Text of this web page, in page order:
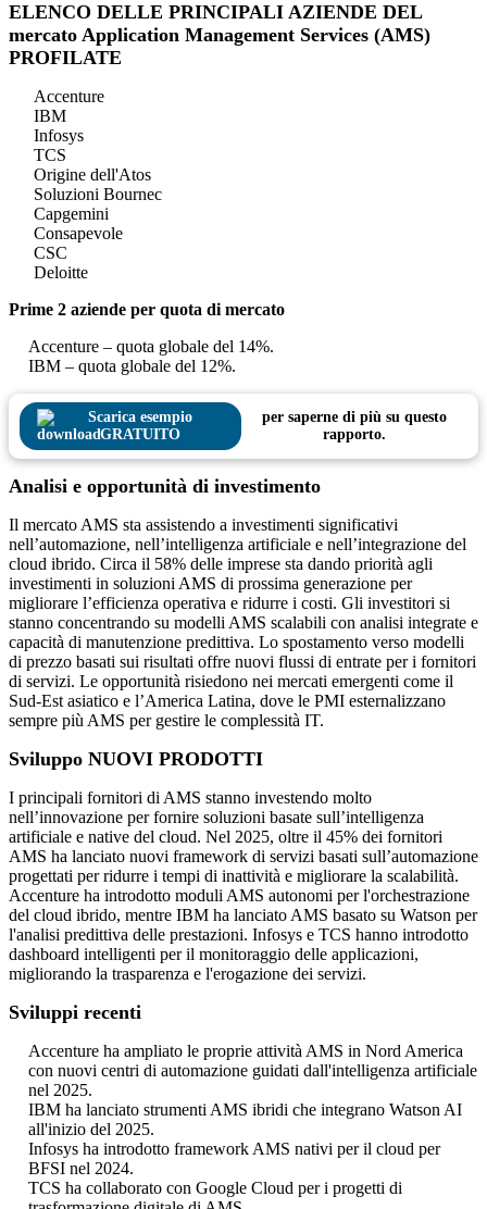
ELENCO DELLE PRINCIPALI AZIENDE DEL
mercato Application Management Services (AMS)
PROFILATE
Accenture
IBM
Infosys
TCS
Origine dell'Atos
Soluzioni Bournec
Capgemini
Consapevole
CSC
Deloitte
Prime 2 aziende per quota di mercato
Accenture – quota globale del 14%.
IBM – quota globale del 12%.
Scarica esempio
GRATUITO
per saperne di più su questo
rapporto.
Analisi e opportunità di investimento
Il mercato AMS sta assistendo a investimenti significativi
nell’automazione, nell’intelligenza artificiale e nell’integrazione del
cloud ibrido. Circa il 58% delle imprese sta dando priorità agli
investimenti in soluzioni AMS di prossima generazione per
migliorare l’efficienza operativa e ridurre i costi. Gli investitori si
stanno concentrando su modelli AMS scalabili con analisi integrate e
capacità di manutenzione predittiva. Lo spostamento verso modelli
di prezzo basati sui risultati offre nuovi flussi di entrate per i fornitori
di servizi. Le opportunità risiedono nei mercati emergenti come il
Sud-Est asiatico e l’America Latina, dove le PMI esternalizzano
sempre più AMS per gestire le complessità IT.
Sviluppo NUOVI PRODOTTI
I principali fornitori di AMS stanno investendo molto
nell’innovazione per fornire soluzioni basate sull’intelligenza
artificiale e native del cloud. Nel 2025, oltre il 45% dei fornitori
AMS ha lanciato nuovi framework di servizi basati sull’automazione
progettati per ridurre i tempi di inattività e migliorare la scalabilità.
Accenture ha introdotto moduli AMS autonomi per l'orchestrazione
del cloud ibrido, mentre IBM ha lanciato AMS basato su Watson per
l'analisi predittiva delle prestazioni. Infosys e TCS hanno introdotto
dashboard intelligenti per il monitoraggio delle applicazioni,
migliorando la trasparenza e l'erogazione dei servizi.
Sviluppi recenti
Accenture ha ampliato le proprie attività AMS in Nord America
con nuovi centri di automazione guidati dall'intelligenza artificiale
nel 2025.
IBM ha lanciato strumenti AMS ibridi che integrano Watson AI
all'inizio del 2025.
Infosys ha introdotto framework AMS nativi per il cloud per
BFSI nel 2024.
TCS ha collaborato con Google Cloud per i progetti di